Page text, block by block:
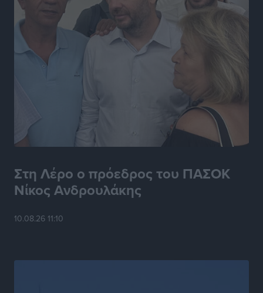
Στη Λέρο ο πρόεδρος του ΠΑΣΟΚ
Νίκος Ανδρουλάκης
10.08.26 11:10